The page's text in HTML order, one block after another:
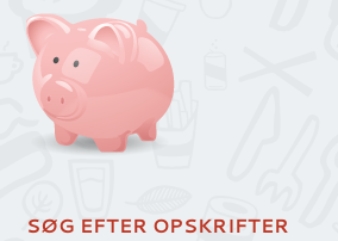
SØG EFTER OPSKRIFTER